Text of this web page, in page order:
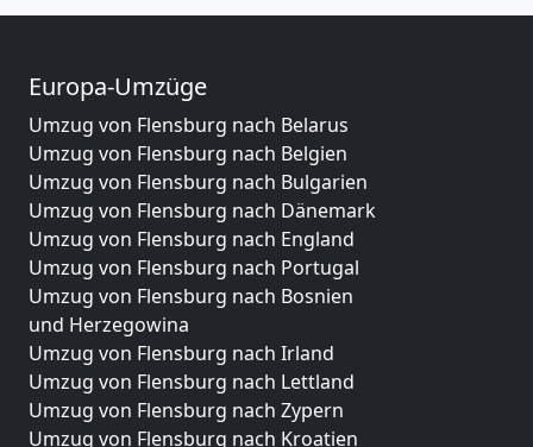
Europa-Umzüge
Umzug von Flensburg nach Belarus
Umzug von Flensburg nach Belgien
Umzug von Flensburg nach Bulgarien
Umzug von Flensburg nach Dänemark
Umzug von Flensburg nach England
Umzug von Flensburg nach Portugal
Umzug von Flensburg nach Bosnien
und Herzegowina
Umzug von Flensburg nach Irland
Umzug von Flensburg nach Lettland
Umzug von Flensburg nach Zypern
Umzug von Flensburg nach Kroatien